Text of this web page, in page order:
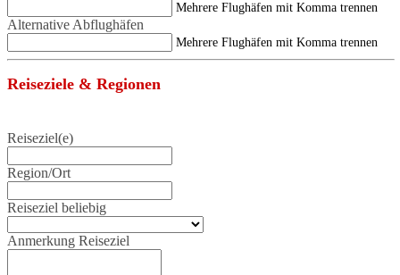
Mehrere Flughäfen mit Komma trennen
Alternative Abflughäfen
Mehrere Flughäfen mit Komma trennen
Reiseziele & Regionen
Reiseziel(e)
Region/Ort
Reiseziel beliebig
Anmerkung Reiseziel